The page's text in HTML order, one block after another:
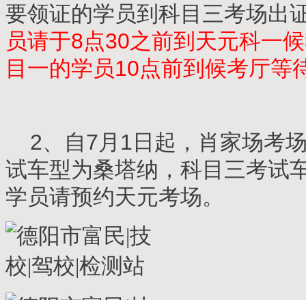
要领证的学员到科目三考场出
员请于8点30之前到天元科一
目一的学员10点前到候考厅等
2、自7月1日起，肖家场考
试车型为桑塔纳，科目三考试
学员请预约天元考场。